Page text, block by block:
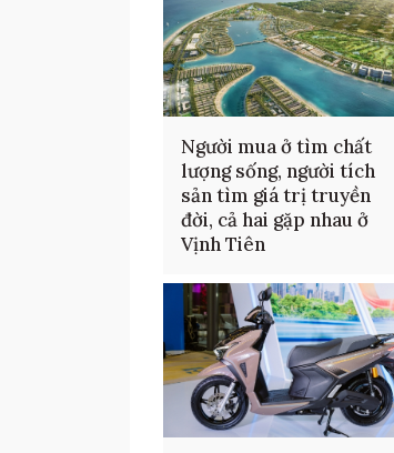
Người mua ở tìm chất
lượng sống, người tích
sản tìm giá trị truyền
đời, cả hai gặp nhau ở
Vịnh Tiên